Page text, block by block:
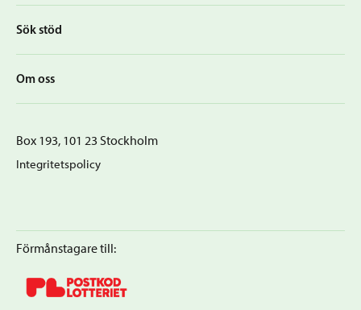
Sök stöd
Om oss
Förmånstagare till:
Box 193, 101 23 Stockholm
Integritetspolicy